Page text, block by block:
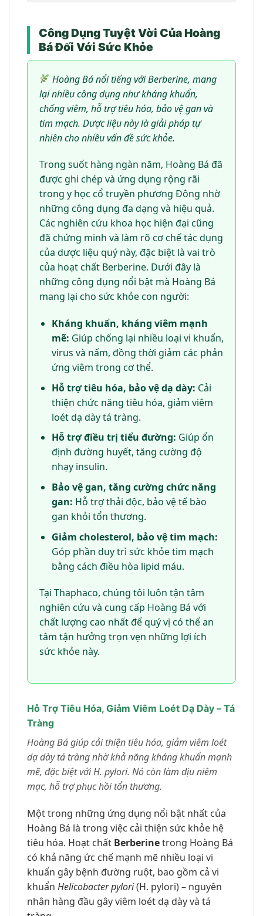
Công Dụng Tuyệt Vời Của Hoàng
Bá Đối Với Sức Khỏe
Hoàng Bá nổi tiếng với Berberine, mang
lại nhiều công dụng như kháng khuẩn,
chống viêm, hỗ trợ tiêu hóa, bảo vệ gan và
tim mạch. Dược liệu này là giải pháp tự
nhiên cho nhiều vấn đề sức khỏe.
Trong suốt hàng ngàn năm, Hoàng Bá đã
được ghi chép và ứng dụng rộng rãi
trong y học cổ truyền phương Đông nhờ
những công dụng đa dạng và hiệu quả.
Các nghiên cứu khoa học hiện đại cũng
đã chứng minh và làm rõ cơ chế tác dụng
của dược liệu quý này, đặc biệt là vai trò
của hoạt chất Berberine. Dưới đây là
những công dụng nổi bật mà Hoàng Bá
mang lại cho sức khỏe con người:
Kháng khuẩn, kháng viêm mạnh
mẽ: Giúp chống lại nhiều loại vi khuẩn,
virus và nấm, đồng thời giảm các phản
ứng viêm trong cơ thể.
Hỗ trợ tiêu hóa, bảo vệ dạ dày: Cải
thiện chức năng tiêu hóa, giảm viêm
loét dạ dày tá tràng.
Hỗ trợ điều trị tiểu đường: Giúp ổn
định đường huyết, tăng cường độ
nhạy insulin.
Bảo vệ gan, tăng cường chức năng
gan: Hỗ trợ thải độc, bảo vệ tế bào
gan khỏi tổn thương.
Giảm cholesterol, bảo vệ tim mạch:
Góp phần duy trì sức khỏe tim mạch
bằng cách điều hòa lipid máu.
Tại Thaphaco, chúng tôi luôn tận tâm
nghiên cứu và cung cấp Hoàng Bá với
chất lượng cao nhất để quý vị có thể an
tâm tận hưởng trọn vẹn những lợi ích
sức khỏe này.
Hỗ Trợ Tiêu Hóa, Giảm Viêm Loét Dạ Dày – Tá
Tràng
Hoàng Bá giúp cải thiện tiêu hóa, giảm viêm loét
dạ dày tá tràng nhờ khả năng kháng khuẩn mạnh
mẽ, đặc biệt với H. pylori. Nó còn làm dịu niêm
mạc, hỗ trợ phục hồi tổn thương.
Một trong những ứng dụng nổi bật nhất của
Hoàng Bá là trong việc cải thiện sức khỏe hệ
tiêu hóa. Hoạt chất Berberinetrong Hoàng Bá
có khả năng ức chế mạnh mẽ nhiều loại vi
khuẩn gây bệnh đường ruột, bao gồm cả vi
khuẩn Helicobacter pylori(H. pylori) – nguyên
nhân hàng đầu gây viêm loét dạ dày và tá